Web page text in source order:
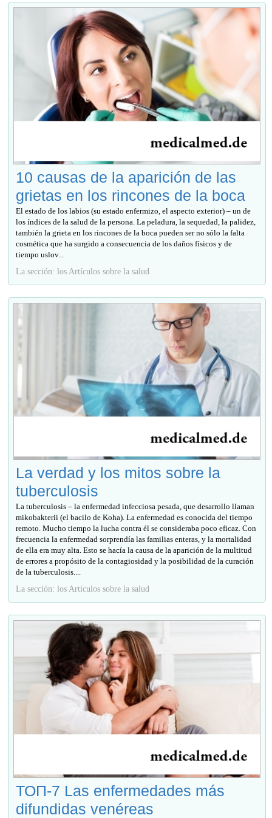
10 causas de la aparición de las
grietas en los rincones de la boca
El estado de los labios (su estado enfermizo, el aspecto exterior) – un de
los índices de la salud de la persona. La peladura, la sequedad, la palidez,
también la grieta en los rincones de la boca pueden ser no sólo la falta
cosmética que ha surgido a consecuencia de los daños físicos y de
tiempo uslov...
La sección: los Artículos sobre la salud
La verdad y los mitos sobre la
tuberculosis
La tuberculosis – la enfermedad infecciosa pesada, que desarrollo llaman
mikobakterii (el bacilo de Koha). La enfermedad es conocida del tiempo
remoto. Mucho tiempo la lucha contra él se consideraba poco eficaz. Con
frecuencia la enfermedad sorprendía las familias enteras, y la mortalidad
de ella era muy alta. Esto se hacía la causa de la aparición de la multitud
de errores a propósito de la contagiosidad y la posibilidad de la curación
de la tuberculosis....
La sección: los Artículos sobre la salud
ТОП-7 Las enfermedades más
difundidas venéreas